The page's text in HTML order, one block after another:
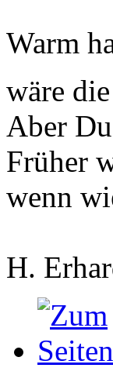
Warm
wäre
Aber
Früher
wenn
H.